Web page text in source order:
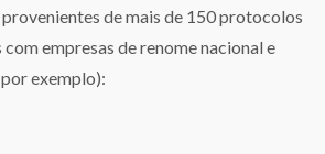
de mais de 150 protocolos
empresas de renome nacional e
exemplo):